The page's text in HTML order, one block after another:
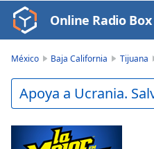
Video
Player
Play
Video
Backward
Online Radio Box
México Baja California Tijuana
Apoya a Ucrania.